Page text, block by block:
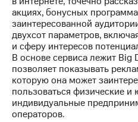
облигаций
Другое
Регистратор
Реквизиты
Контакты
развитие
деловая этика
На главную
акциях, бонусных
заинтересованной
двухсот параметров,
и сферу интересов
В основе сервиса лежит Big
позволяет показывать
которую она может
пользоваться физические и
индивидуальные
операторов.